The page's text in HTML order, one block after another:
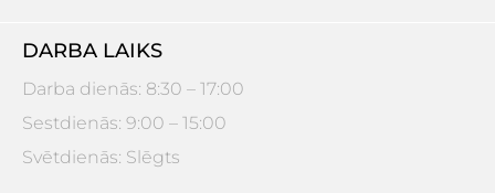
DARBA LAIKS
Darba dienās: 8:30 – 17:00
Sestdienās: 9:00 – 15:00
Svētdienās: Slēgts